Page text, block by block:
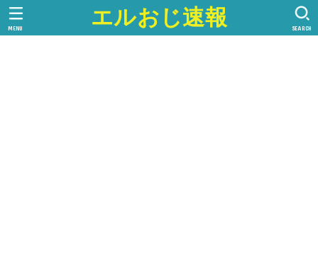
エルおじ速報 SEARCH
MENU